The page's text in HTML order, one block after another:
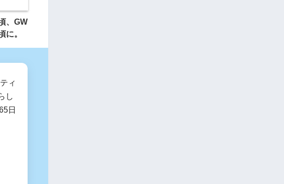
、GW
に。
ィ
し
日